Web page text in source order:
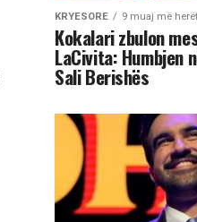
KRYESORE 9 muaj më herët
Kokalari zbulon
LaCivita: Humbjen
Sali Berishës